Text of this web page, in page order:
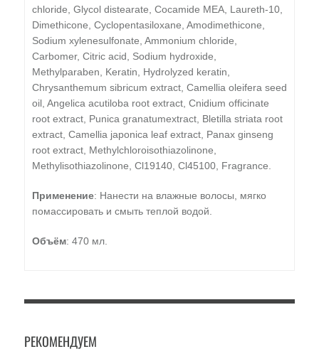
chloride, Glycol distearate, Cocamide MEA, Laureth-10,
Dimethicone, Cyclopentasiloxane, Amodimethicone,
Sodium xylenesulfonate, Ammonium chloride,
Carbomer, Citric acid, Sodium hydroxide,
Methylparaben, Keratin, Hydrolyzed keratin,
Chrysanthemum sibricum extract, Camellia oleifera seed
oil, Angelica acutiloba root extract, Cnidium officinate
root extract, Punica granatumextract, Bletilla striata root
extract, Camellia japonica leaf extract, Panax ginseng
root extract, Methylchloroisothiazolinone,
Methylisothiazolinone, Cl19140, Cl45100, Fragrance.
Применение: Нанести на влажные волосы, мягко
помассировать и смыть теплой водой.
Объём: 470 мл.
РЕКОМЕНДУЕМ